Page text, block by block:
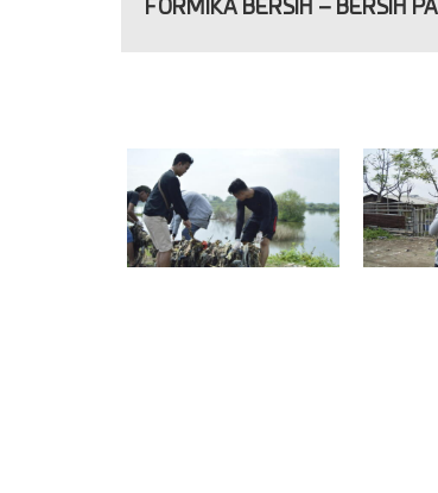
FORMIKA BERSIH – BERSIH